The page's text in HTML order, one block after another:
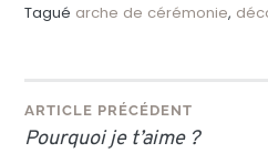
Tagué arche de cérémonie,
Navigation
ARTICLE PRÉCÉDENT
Pourquoi je t’aime ?